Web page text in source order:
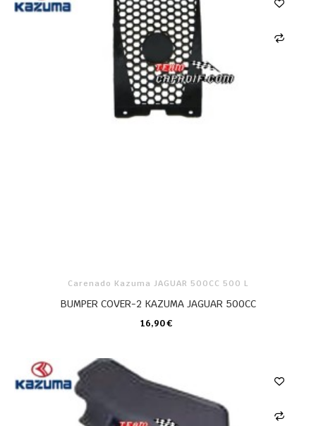
Carenado Kazuma JAGUAR 500CC 500 L
BUMPER COVER-2 KAZUMA JAGUAR 500CC
16,90 €
CARRO